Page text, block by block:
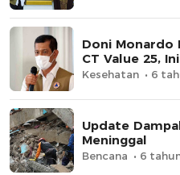
Doni Monardo
CT Value 25,
Kesehatan 6
Update
Meninggal
Bencana 6